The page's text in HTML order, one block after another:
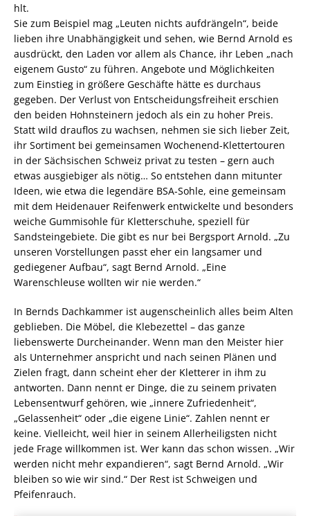
hlt.
Sie zum Beispiel mag „Leuten nichts aufdrängeln“, beide
lieben ihre Unabhängigkeit und sehen, wie Bernd Arnold es
ausdrückt, den Laden vor allem als Chance, ihr Leben „nach
eigenem Gusto“ zu führen. Angebote und Möglichkeiten
zum Einstieg in größere Geschäfte hätte es durchaus
gegeben. Der Verlust von Entscheidungsfreiheit erschien
den beiden Hohnsteinern jedoch als ein zu hoher Preis.
Statt wild drauflos zu wachsen, nehmen sie sich lieber Zeit,
ihr Sortiment bei gemeinsamen Wochenend-Klettertouren
in der Sächsischen Schweiz privat zu testen – gern auch
etwas ausgiebiger als nötig… So entstehen dann mitunter
Ideen, wie etwa die legendäre BSA-Sohle, eine gemeinsam
mit dem Heidenauer Reifenwerk entwickelte und besonders
weiche Gummisohle für Kletterschuhe, speziell für
Sandsteingebiete. Die gibt es nur bei Bergsport Arnold. „Zu
unseren Vorstellungen passt eher ein langsamer und
gediegener Aufbau“, sagt Bernd Arnold. „Eine
Warenschleuse wollten wir nie werden.“
In Bernds Dachkammer ist augenscheinlich alles beim Alten
geblieben. Die Möbel, die Klebezettel – das ganze
liebenswerte Durcheinander. Wenn man den Meister hier
als Unternehmer anspricht und nach seinen Plänen und
Zielen fragt, dann scheint eher der Kletterer in ihm zu
antworten. Dann nennt er Dinge, die zu seinem privaten
Lebensentwurf gehören, wie „innere Zufriedenheit“,
„Gelassenheit“ oder „die eigene Linie“. Zahlen nennt er
keine. Vielleicht, weil hier in seinem Allerheiligsten nicht
jede Frage willkommen ist. Wer kann das schon wissen. „Wir
werden nicht mehr expandieren“, sagt Bernd Arnold. „Wir
bleiben so wie wir sind.“ Der Rest ist Schweigen und
Pfeifenrauch.